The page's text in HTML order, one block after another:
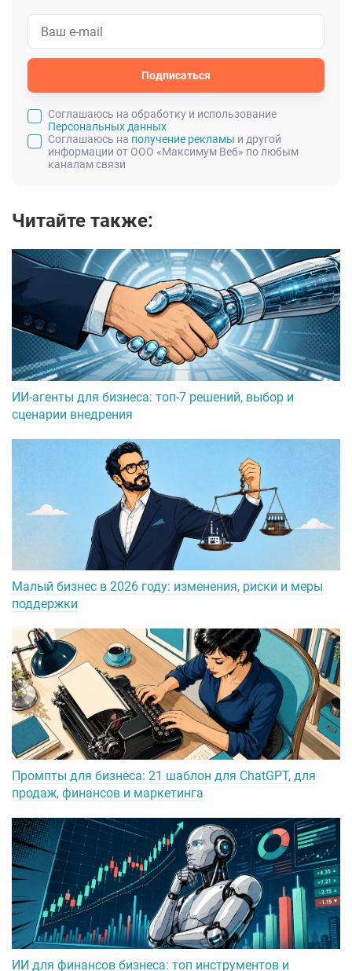
Подписаться
Cоглашаюсь на обработку и использование
Персональных данных
Соглашаюсь на получение рекламы и другой
информации от ООО «Максимум Веб» по любым
каналам связи
Читайте также:
ИИ-агенты для бизнеса: топ-7 решений, выбор и
сценарии внедрения
Малый бизнес в 2026 году: изменения, риски и меры
поддержки
Промпты для бизнеса: 21 шаблон для ChatGPT, для
продаж, финансов и маркетинга
ИИ для финансов бизнеса: топ инструментов и